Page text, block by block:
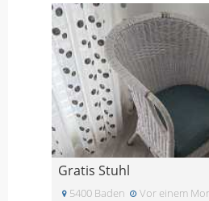
Gratis Stuhl
5400 Baden Vor einem